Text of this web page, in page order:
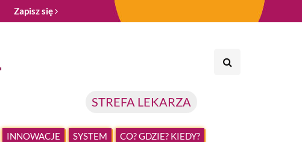
Zapisz się
STREFA LEKARZA
INNOWACJE SYSTEM CO? GDZIE? KIEDY?